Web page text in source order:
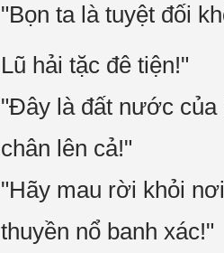
"Bọn ta là tuyệt đối
Lũ hải tặc đê tiện!"
"Đây là đất nước của
chân lên cả!"
"Hãy mau rời khỏi
thuyền nổ banh xác!"